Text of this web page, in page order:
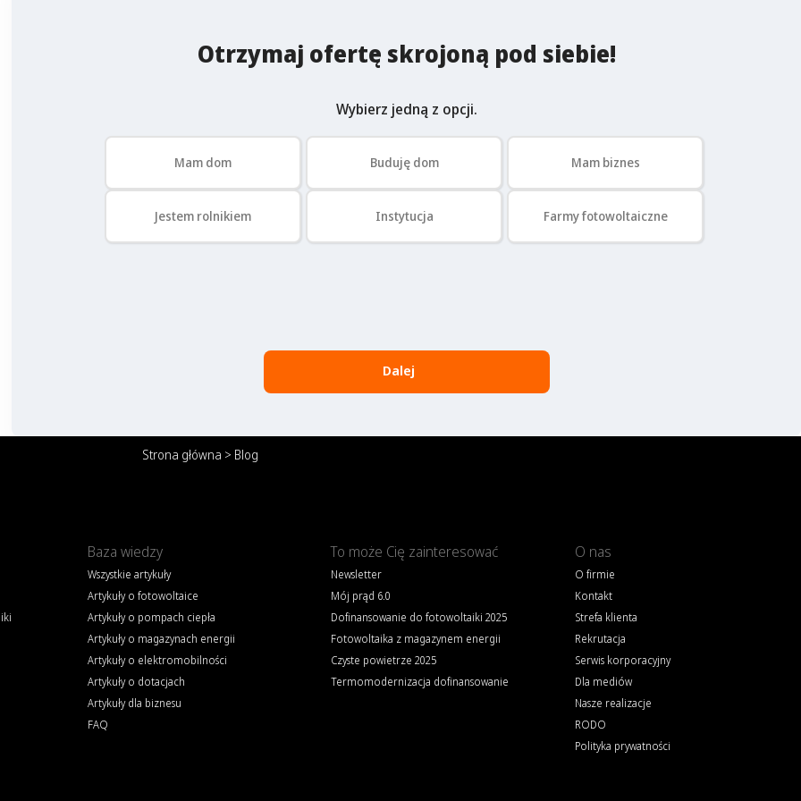
Otrzymaj ofertę skrojoną pod siebie!
Wybierz jedną z opcji.
Mam dom Buduję dom Mam biznes
Jestem rolnikiem Instytucja Farmy fotowoltaiczne
Dalej
Strona główna > Blog
Baza wiedzy
Wszystkie artykuły
Artykuły o fotowoltaice
Artykuły o pompach ciepła
Artykuły o magazynach energii
Artykuły o elektromobilności
Artykuły o dotacjach
Artykuły dla biznesu
FAQ
To może Cię zainteresować
Newsletter
Mój prąd 6.0
Dofinansowanie do fotowoltaiki 2025
Fotowoltaika z magazynem energii
Czyste powietrze 2025
Termomodernizacja dofinansowanie
O nas
O firmie
Kontakt
Strefa klienta
Rekrutacja
Serwis korporacyjny
Dla mediów
Nasze realizacje
RODO
Polityka prywatności